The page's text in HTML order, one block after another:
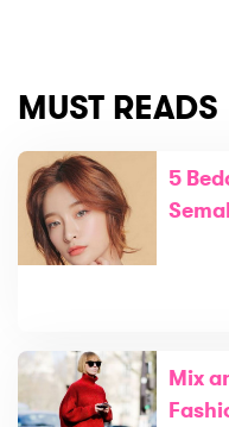
MUST READS
5
Mix